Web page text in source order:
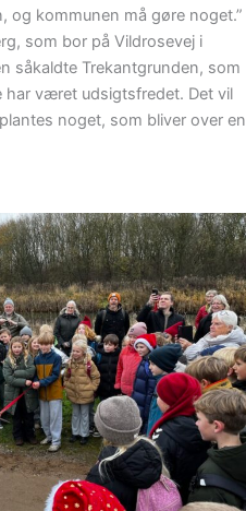
og kommunen må gøre noget.”
som bor på Vildrosevej i
såkaldte Trekantgrunden, som
været udsigtsfredet. Det vil
noget, som bliver over en